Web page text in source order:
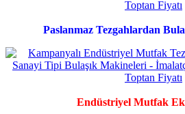
Paslanmaz Tezgahlardan
Endüstriyel Mutfak